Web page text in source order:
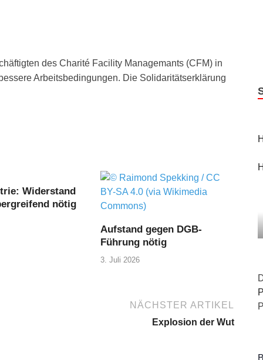
des Charité Facility Managemants (CFM) in
Arbeitsbedingungen. Die Solidaritätserklärung
Widerstand
nötig
Aufstand gegen DGB-
Führung nötig
3. Juli 2026
NÄCHSTER ARTIKEL
Explosion der Wut